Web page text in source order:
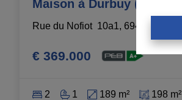
Maison à Durbuy (Bomal )
Rue du Nofiot  10a1, 6940 Durbuy
€ 369.000
2 1 189 m² 198 m²